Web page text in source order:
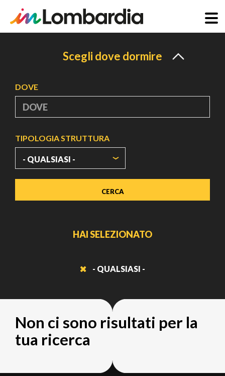
Scegli dove dormire
DOVE
TIPOLOGIA STRUTTURA
HAI SELEZIONATO
- QUALSIASI -
Non ci sono risultati per la
tua ricerca